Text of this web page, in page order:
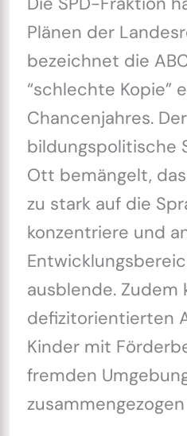
Plänen der
bezeichnet die
“schlechte Kopie”
Chancenjahres. Der
bildungspolitische
Ott bemängelt,
zu stark auf die
konzentriere und
ausblende.
defizitorientierten
Kinder mit
fremden